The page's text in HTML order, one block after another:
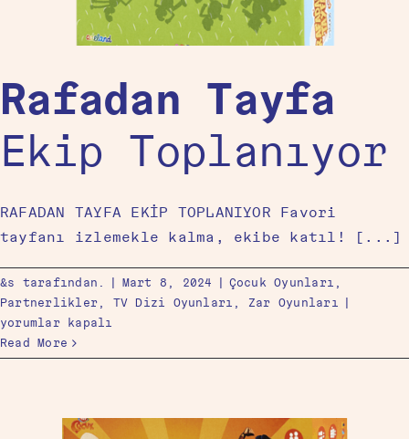
Rafadan Tayfa
Ekip Toplanıyor
RAFADAN TAYFA EKİP TOPLANIYOR Favori
tayfanı izlemekle kalma, ekibe katıl! [...]
&s tarafından. | Mart 8, 2024 | Çocuk Oyunları ,
Partnerlikler, TV Dizi Oyunları , Zar Oyunları |
yorumlar kapalı
Read More